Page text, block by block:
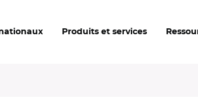
Produits et services